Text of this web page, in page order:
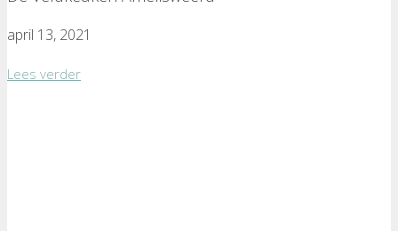
april 13, 2021
Lees verder